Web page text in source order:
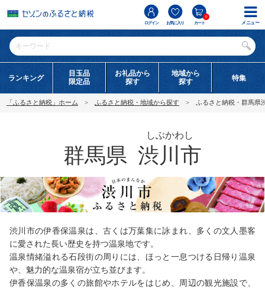
ログイン お気に入り カート
0
ランキング
目玉品
限定品
お礼品から
探す
地域から
探す
特集
「ふるさと納税」ホーム ふるさと納税・地域から探す ふるさと納税・群馬県
群馬県 渋川市
しぶかわし
渋川市の伊香保温泉は、古くは万葉集に詠まれ、多くの文人墨客
に愛された長い歴史を持つ温泉地です。
温泉情緒溢れる石段街の周りには、ほっと一息つける日帰り温泉
や、魅力的な温泉宿が立ち並びます。
伊香保温泉の多くの旅館やホテルをはじめ、周辺の観光施設で、
メニュー